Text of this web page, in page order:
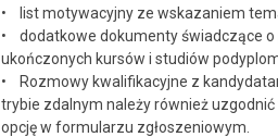
• list motywacyjny ze wskazaniem
• dodatkowe dokumenty świadczące o
ukończonych kursów i studiów
• Rozmowy kwalifikacyjne z
trybie zdalnym należy również
opcję w formularzu zgłoszeniowym.